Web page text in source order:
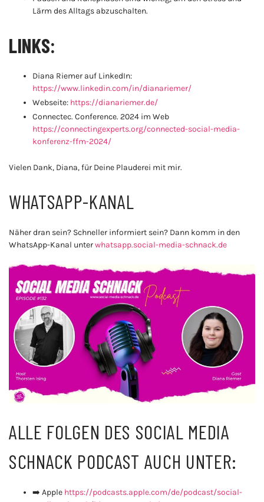
Lärm des Alltags abzuschalten.
LINKS:
Diana Riemer auf LinkedIn:
https://www.linkedin.com/in/dianariemer/
Webseite: https://dianariemer.de/
Connectec. Conference. 2024 im Web
https://connectingexperts.org/connected-social-media-
konferenz-ffm-2024/
Vielen Dank, Diana, für Deine Plauderei mit mir.
WHATSAPP-KANAL
Näher dran sein? Schneller informiert sein? Dann komm in den
WhatsApp-Kanal unterwhatsapp.social-media-schnack.de
ALLE FOLGEN DES SOCIAL MEDIA
SCHNACK PODCAST AUCH UNTER:
➡️ Apple https://podcasts.apple.com/de/podcast/social-